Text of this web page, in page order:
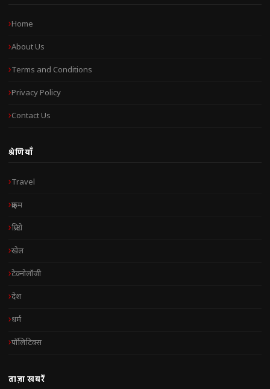
Home
About Us
Terms and Conditions
Privacy Policy
Contact Us
श्रेणियाँ
Travel
क्राइम
क्रिप्टो
खेल
टेक्नोलॉजी
देश
धर्म
पॉलिटिक्स
ताज़ा खबरें